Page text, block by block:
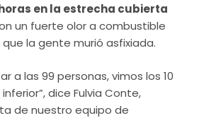
en la estrecha cubierta
un fuerte olor a combustible
la gente murió asfixiada.
a las 99 personas, vimos los 10
dice Fulvia Conte,
de nuestro equipo de